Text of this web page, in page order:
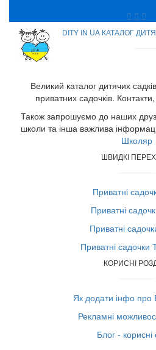
DITY IN UA КАТАЛОГ
Великий каталог дитячих
приватних садочків.
Також запрошуємо до наших
школи та інша важлива
Школяр
ШВИДКІ
Приватні
Приватні
Приватні
Приватні садочки
КОРИСНІ
Як додати інфо про
Рекламні
Блог - корисні